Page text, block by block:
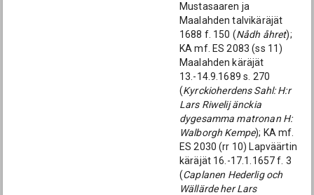
Mustasaaren ja
Maalahden talvikäräjät
1688 f. 150 (Nådh åhret);
KA mf. ES 2083 (ss 11)
Maalahden käräjät
13.-14.9.1689 s. 270
(Kyrckioherdens Sahl: H:r
Lars Riwelij änckia
dygesamma matronan H:
Walborgh Kempe); KA mf.
ES 2030 (rr 10) Lapväärtin
käräjät 16.-17.1.1657 f. 3
(Caplanen Hederlig och
Wällärde her Lars